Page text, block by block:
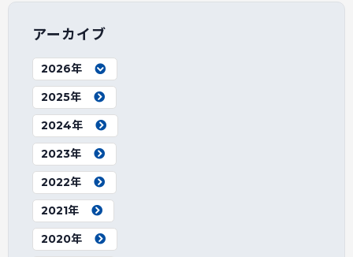
アーカイブ
2026年
2025年
2024年
2023年
2022年
2021年
2020年